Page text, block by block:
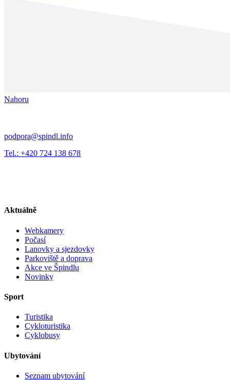
Nahoru
podpora@spindl.info
Tel.: +420 724 138 678
Aktuálně
Webkamery
Počasí
Lanovky a sjezdovky
Parkoviště a doprava
Akce ve Špindlu
Novinky
Sport
Turistika
Cykloturistika
Cyklobusy
Ubytování
Seznam ubytování